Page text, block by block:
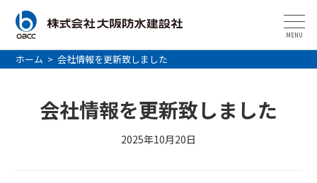
MENU
ホーム >会社情報を更新致しました
会社情報を更新致しました
2025年10月20日